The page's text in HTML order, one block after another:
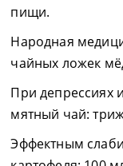
пищи.
Народная
чайных ложек
При депрессиях
мятный чай:
Эффектным